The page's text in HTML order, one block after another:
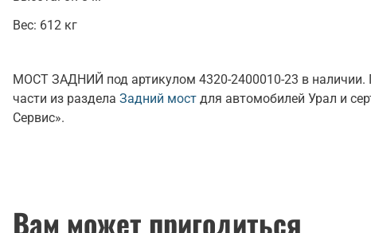
Вес: 612 кг
МОСТ ЗАДНИЙ под артикулом 4320-2400010-23 в
части из раздела Задний мост для автомобилей Урал и
Сервис».
Вам может пригодиться